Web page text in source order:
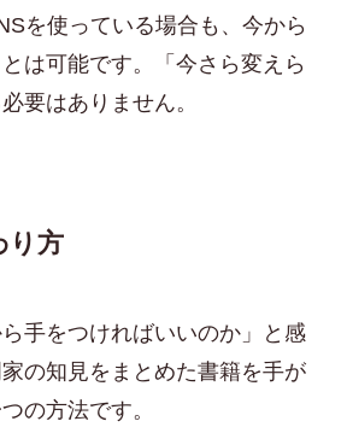
を使っている場合も、今から
は可能です。「今さら変えら
要はありません。
り方
ら手をつければいいのか」と感
の知見をまとめた書籍を手が
の方法です。